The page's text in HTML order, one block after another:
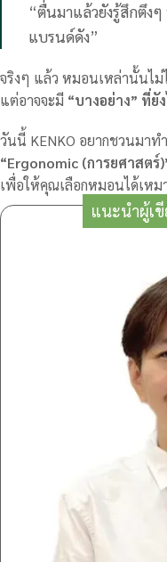
“ตื่นมาแล้วยังรู้สึกตึง
แบรนด์ดัง”
จริงๆ แล้ว หมอนเหล่านั้นไ
แต่อาจจะมี “บางอย่าง” ที่
วันนี้ KENKO อยากชวนมาท
“Ergonomic (การยศาสตร์
เพื่อให้คุณเลือกหมอนได้เหม
แนะนำผู้เ